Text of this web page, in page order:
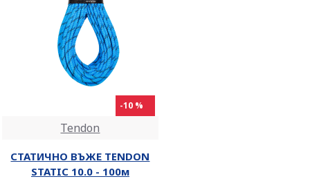
-10 %
Tendon
СТАТИЧНО ВЪЖЕ TENDON
STATIC 10.0 - 100м